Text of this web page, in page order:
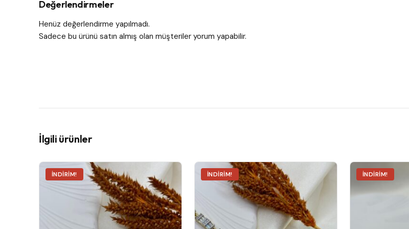
Değerlendirmeler
Henüz değerlendirme yapılmadı.
Sadece bu ürünü satın almış olan müşteriler yorum yapabilir.
İlgili ürünler
İNDIRIM! İNDIRIM! İNDIRIM!